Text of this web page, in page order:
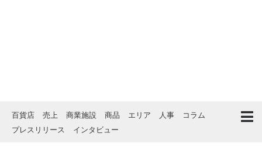
百貨店 売上 商業施設 商品 エリア 人事
コラム
プレスリリース
インタビュー